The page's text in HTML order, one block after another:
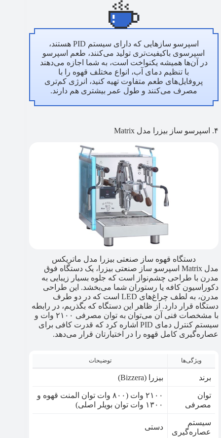
اسپرسو سازهایی که دارای سیستم PID هستند،
اسپرسوی باکیفیت‌تری تولید می‌کنند، طعم اسپرسو
در آن‌ها همیشه یکنواخت است، به شما اجازه می‌دهند
با تنظیم دمای آب، انواع مختلف قهوه را با
پروفایل‌های طعم متفاوت تهیه کنید، انرژی کم‌تری
مصرف می‌کنند و طول عمر بیشتری هم دارند.
۴. اسپرسو ساز بیزرا مدل Matrix
دستگاه قهوه ساز صنعتی بیزرا مدل ماتریکس
مدل Matrix اسپرسو ساز صنعتی بیزرا، یک دستگاه فوق
مدرن با طراحی چشم‌نواز است که جلوه بسیار زیبایی به
دکوراسیون کافه یا رستوران شما می‌بخشد. این طراحی
مدرن، به لطف چراغ‌های LED است که در دو طرف
دستگاه قرار دارد. از ظاهر این دستگاه که بگذریم، در رابطه
با مشخصات فنی آن می‌توان به توان مصرفی ۲۱۰۰ وات و
سیستم کنترل دمای PID اشاره کرد که قدرت کافی برای
عصاره‌گیری کامل قهوه را در اختیارتان قرار می‌دهد.
ویژگی‌ها توضیحات
برند بیزرا (Bizzera)
توان
مصرفی
۲۱۰۰ وات (۸۰۰ وات توان المنت قهوه و
۱۳۰۰ وات توان بویلر اصلی)
سیستم
عصاره‌گیری
دستی